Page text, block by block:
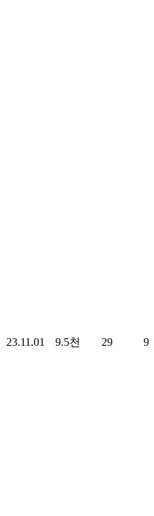
23.11.01 9.5천 29 9